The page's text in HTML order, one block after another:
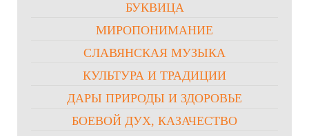
БУКВИЦА
МИРОПОНИМАНИЕ
СЛАВЯНСКАЯ МУЗЫКА
КУЛЬТУРА И ТРАДИЦИИ
ДАРЫ ПРИРОДЫ И ЗДОРОВЬЕ
БОЕВОЙ ДУХ, КАЗАЧЕСТВО